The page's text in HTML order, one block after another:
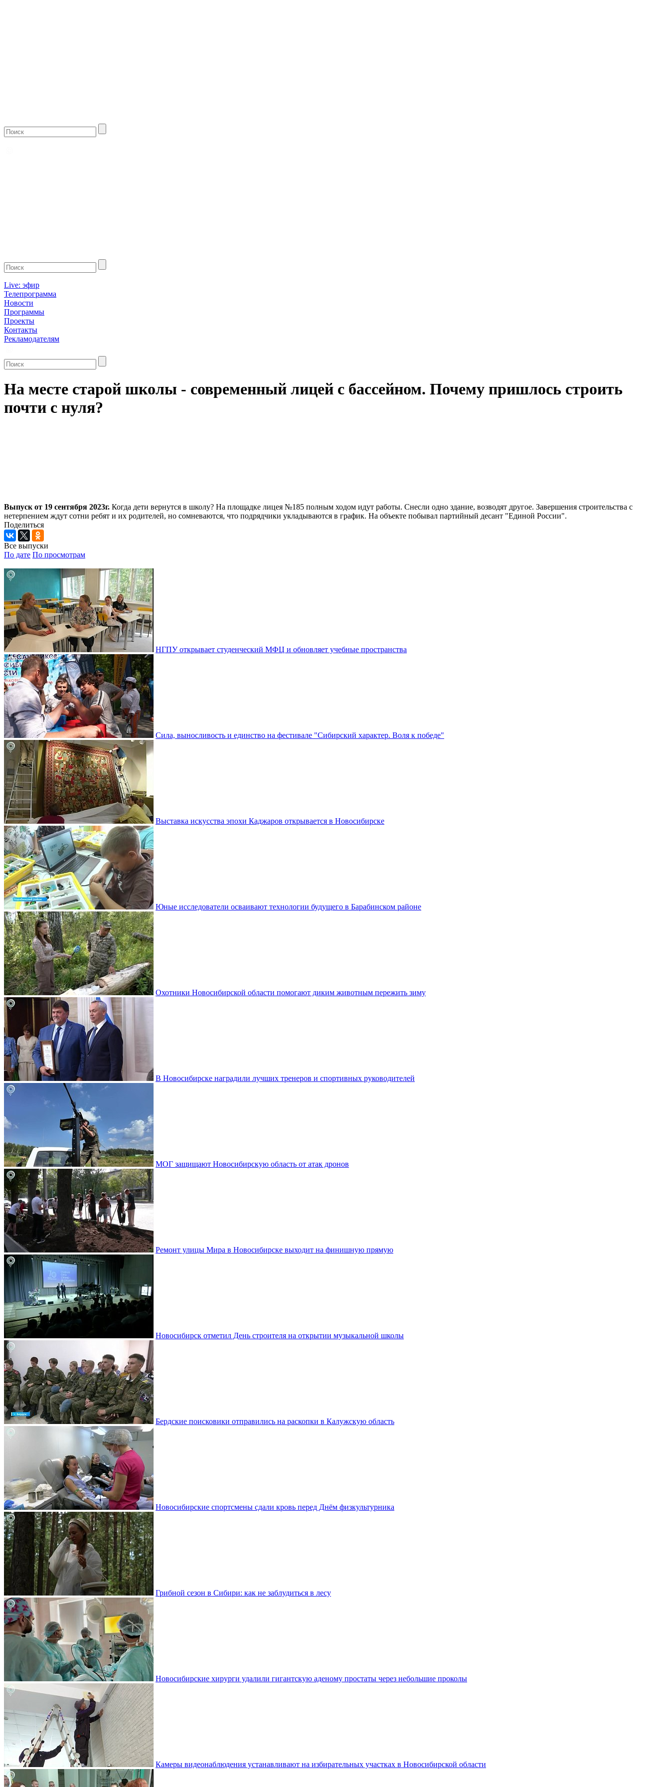
Live: эфир
Телепрограмма
Новости
Программы
Проекты
Контакты
Рекламодателям
На месте старой школы - современный лицей с бассейном. Почему пришлось строить
почти с нуля?
Выпуск от 19 сентября 2023г. Когда дети вернутся в школу? На площадке лицея №185 полным ходом идут работы. Снесли одно здание, возводят другое. Завершения строительства с
нетерпением ждут сотни ребят и их родителей, но сомневаются, что подрядчики укладываются в график. На объекте побывал партийный десант "Единой России".
Поделиться
Все выпуски
По дате По просмотрам
НГПУ открывает студенческий МФЦ и обновляет учебные пространства
Сила, выносливость и единство на фестивале "Сибирский характер. Воля к победе"
Выставка искусства эпохи Каджаров открывается в Новосибирске
Юные исследователи осваивают технологии будущего в Барабинском районе
Охотники Новосибирской области помогают диким животным пережить зиму
В Новосибирске наградили лучших тренеров и спортивных руководителей
МОГ защищают Новосибирскую область от атак дронов
Ремонт улицы Мира в Новосибирске выходит на финишную прямую
Новосибирск отметил День строителя на открытии музыкальной школы
Бердские поисковики отправились на раскопки в Калужскую область
Новосибирские спортсмены сдали кровь перед Днём физкультурника
Грибной сезон в Сибири: как не заблудиться в лесу
Новосибирские хирурги удалили гигантскую аденому простаты через небольшие проколы
Камеры видеонаблюдения устанавливают на избирательных участках в Новосибирской области